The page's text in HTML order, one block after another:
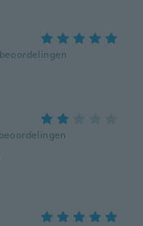
beoordelingen
beoordelingen